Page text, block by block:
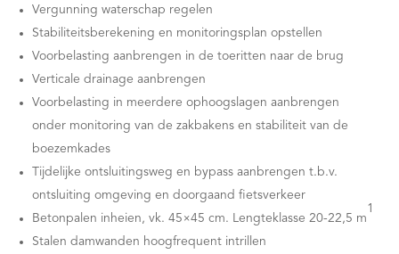
Vergunning waterschap regelen
Stabiliteitsberekening en monitoringsplan opstellen
Voorbelasting aanbrengen in de toeritten naar de brug
Verticale drainage aanbrengen
Voorbelasting in meerdere ophoogslagen aanbrengen
onder monitoring van de zakbakens en stabiliteit van de
boezemkades
Tijdelijke ontsluitingsweg en bypass aanbrengen t.b.v.
ontsluiting omgeving en doorgaand fietsverkeer
Betonpalen inheien, vk. 45×45 cm. Lengteklasse 20-22,5 m
1
Stalen damwanden hoogfrequent intrillen